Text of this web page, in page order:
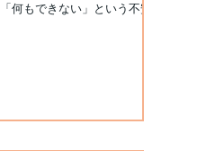
何もできない」という不安や